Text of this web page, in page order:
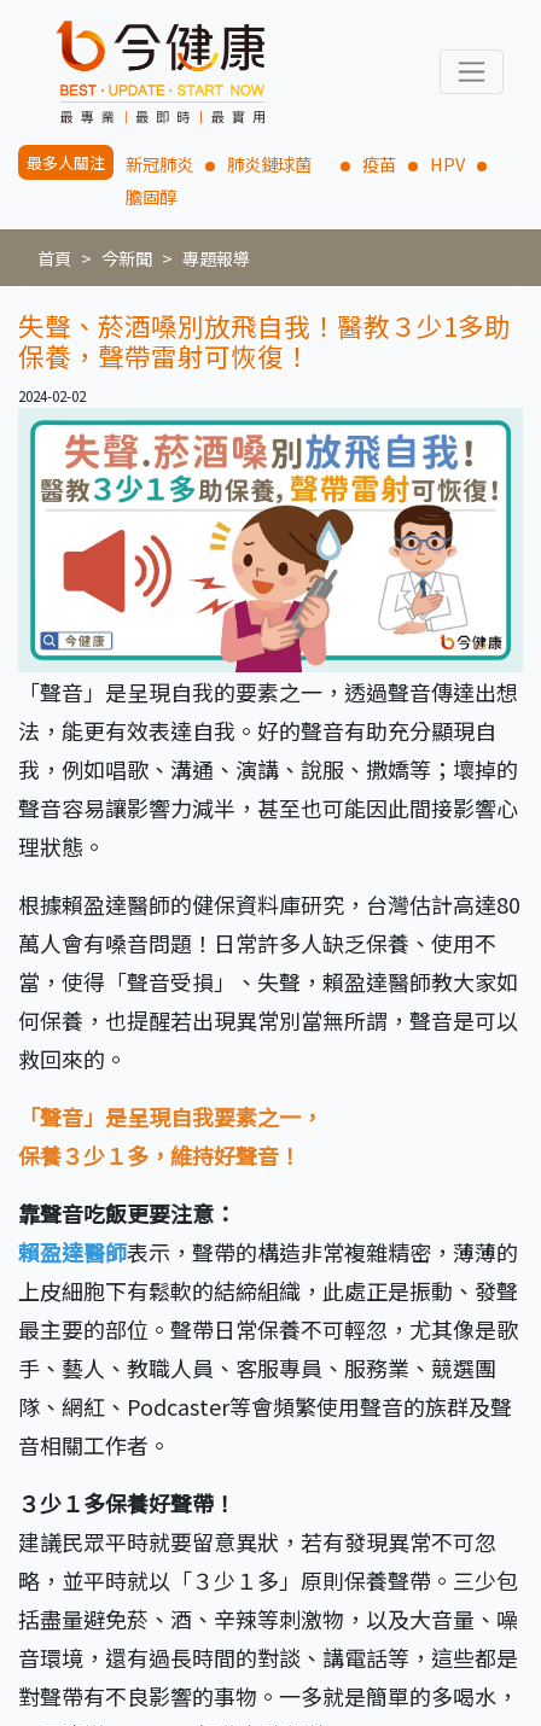
最多人關注 新冠肺炎 肺炎鏈球菌 疫苗
HPV
膽固醇
首頁 今新聞 專題報導
失聲、菸酒嗓別放飛自我！醫教３少1多助
保養，聲帶雷射可恢復！
2024-02-02
「聲音」是呈現自我的要素之一，透過聲音傳達出想
法，能更有效表達自我。好的聲音有助充分顯現自
我，例如唱歌、溝通、演講、說服、撒嬌等；壞掉的
聲音容易讓影響力減半，甚至也可能因此間接影響心
理狀態。
根據賴盈達醫師的健保資料庫研究，台灣估計高達80
萬人會有嗓音問題！日常許多人缺乏保養、使用不
當，使得「聲音受損」、失聲，賴盈達醫師教大家如
何保養，也提醒若出現異常別當無所謂，聲音是可以
救回來的。
「聲音」是呈現自我要素之一，
保養３少１多，維持好聲音！
靠聲音吃飯更要注意：
賴盈達醫師表示，聲帶的構造非常複雜精密，薄薄的
上皮細胞下有鬆軟的結締組織，此處正是振動、發聲
最主要的部位。聲帶日常保養不可輕忽，尤其像是歌
手、藝人、教職人員、客服專員、服務業、競選團
隊、網紅、Podcaster等會頻繁使用聲音的族群及聲
音相關工作者。
３少１多保養好聲帶！
建議民眾平時就要留意異狀，若有發現異常不可忽
略，並平時就以「３少１多」原則保養聲帶。三少包
括盡量避免菸、酒、辛辣等刺激物，以及大音量、噪
音環境，還有過長時間的對談、講電話等，這些都是
對聲帶有不良影響的事物。一多就是簡單的多喝水，